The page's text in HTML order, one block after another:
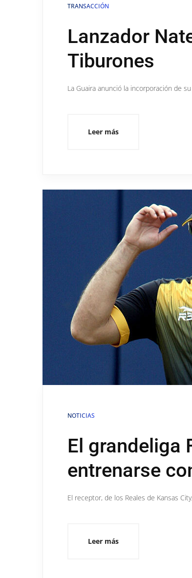
TRANSACCIÓN
Lanzador
Tiburones
La Guaira anunció la incorporación de
Leer más
NOTICIAS
El grandeliga
entrenarse
El receptor, de los Reales de Kansas
Leer más